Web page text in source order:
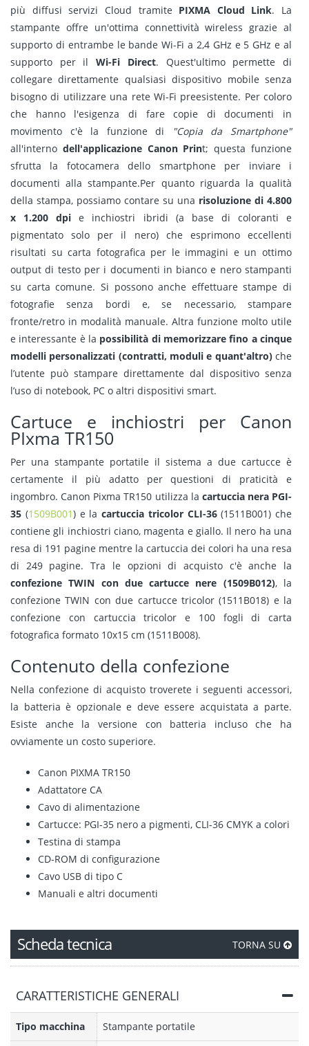
più diffusi servizi Cloud tramite PIXMA Cloud Link. La
stampante offre un'ottima connettività wireless grazie al
supporto di entrambe le bande Wi-Fi a 2,4 GHz e 5 GHz e al
supporto per ilWi-Fi Direct. Quest'ultimo permette di
collegare direttamente qualsiasi dispositivo mobile senza
bisogno di utilizzare una rete Wi-Fi preesistente. Per coloro
che hanno l'esigenza di fare copie di documenti in
movimento c'è la funzione di
"Copia da Smartphone"
all'interno dell'applicazione Canon Print; questa funzione
sfrutta la fotocamera dello smartphone per inviare i
documenti alla stampante.Per quanto riguarda la qualità
della stampa, possiamo contare su una risoluzione di 4.800
x 1.200 dpi e inchiostri ibridi (a base di coloranti e
pigmentato solo per il nero) che esprimono eccellenti
risultati su carta fotografica per le immagini e un ottimo
output di testo per i documenti in bianco e nero stampanti
su carta comune. Si possono anche effettuare stampe di
fotografie senza bordi e, se necessario, stampare
fronte/retro in modalità manuale. Altra funzione molto utile
e interessante è la possibilità di memorizzare fino a cinque
modelli personalizzati (contratti, moduli e quant'altro)che
l’utente può stampare direttamente dal dispositivo senza
l’uso di notebook, PC o altri dispositivi smart.
Cartuce e inchiostri per Canon
PIxma TR150
Per una stampante portatile il sistema a due cartucce è
certamente il più adatto per questioni di praticità e
ingombro. Canon Pixma TR150 utilizza la cartuccia nera PGI-
35 (1509B001) e la cartuccia tricolor CLI-36(1511B001) che
contiene gli inchiostri ciano, magenta e giallo. Il nero ha una
resa di 191 pagine mentre la cartuccia dei colori ha una resa
di 249 pagine. Tra le opzioni di acquisto c'è anche la
confezione TWIN con due cartucce nere (1509B012), la
confezione TWIN con due cartucce tricolor (1511B018) e la
confezione con cartuccia tricolor e 100 fogli di carta
fotografica formato 10x15 cm (1511B008).
Contenuto della confezione
Nella confezione di acquisto troverete i seguenti accessori,
la batteria è opzionale e deve essere acquistata a parte.
Esiste anche la versione con batteria incluso che ha
ovviamente un costo superiore.
Canon PIXMA TR150
Adattatore CA
Cavo di alimentazione
Cartucce: PGI-35 nero a pigmenti, CLI-36 CMYK a colori
Testina di stampa
CD-ROM di configurazione
Cavo USB di tipo C
Manuali e altri documenti
Scheda tecnica TORNA SU
CARATTERISTICHE GENERALI
Tipo macchina Stampante portatile